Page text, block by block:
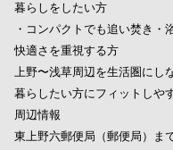
暮らしをしたい方
・コンパクトでも追い焚き
快適さを重視する方
上野〜浅草周辺を生活圏にし
暮らしたい方にフィットしや
周辺情報
東上野六郵便局（郵便局）ま